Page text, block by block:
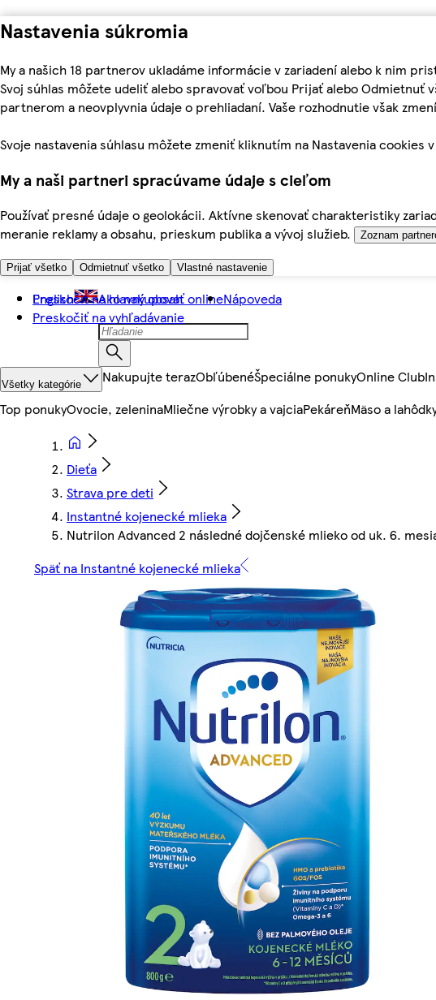
Nastavenia súkromia
My a našich 18 partnerov ukladáme informácie v zariadení alebo k nim
Svoj súhlas môžete udeliť alebo spravovať voľbou Prijať alebo Odmietnuť
partnerom a neovplyvnia údaje o prehliadaní. Vaše rozhodnutie však
Svoje nastavenia súhlasu môžete zmeniť kliknutím na Nastavenia cookies
My a naši partneri spracúvame údaje s cieľom
Používať presné údaje o geolokácii. Aktívne skenovať charakteristiky
meranie reklamy a obsahu, prieskum publika a vývoj služieb.
Zoznam
Prijať všetko Odmietnuť všetko Vlastné nastavenie
Preskočiť na hlavný obsah
Preskočiť na vyhľadávanie
English Ako nakupovať onlineNápoveda
Všetky kategórie Nakupujte terazObľúbenéŠpeciálne ponukyOnline Club
Top ponukyOvocie, zeleninaMliečne výrobky a vajciaPekáreňMäso a
Dieťa
Strava pre deti
Instantné kojenecké mlieka
Nutrilon Advanced 2 následné dojčenské mlieko od uk. 6.
Späť na Instantné kojenecké mlieka